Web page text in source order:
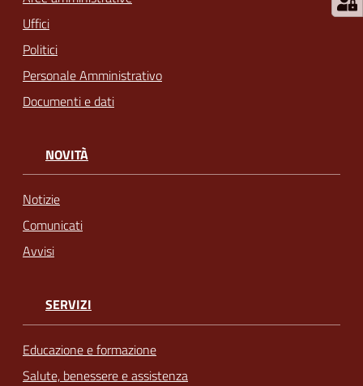
Uffici
Politici
Personale Amministrativo
Documenti e dati
NOVITÀ
Notizie
Comunicati
Avvisi
SERVIZI
Educazione e formazione
Salute, benessere e assistenza